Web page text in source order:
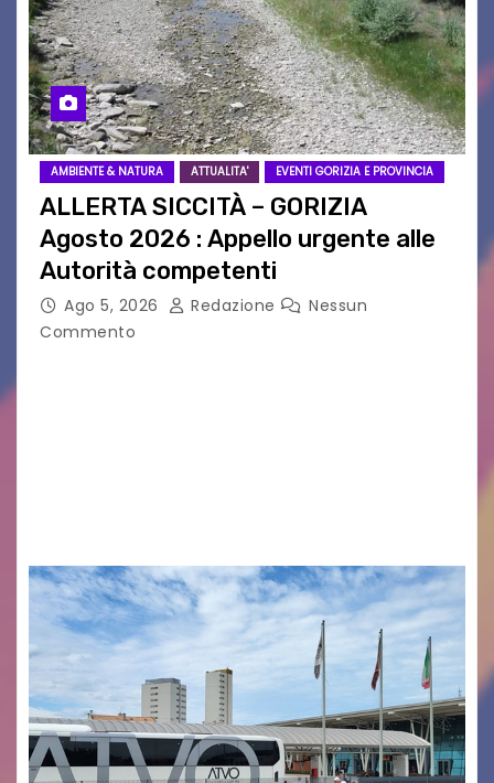
AMBIENTE & NATURA ATTUALITA' EVENTI GORIZIA E PROVINCIA
ALLERTA SICCITÀ – GORIZIA
Agosto 2026 : Appello urgente alle
Autorità competenti
Ago 5, 2026 Redazione
Nessun
Commento